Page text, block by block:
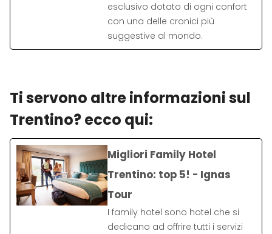
esclusivo dotato di ogni confort
con una delle cronici più
suggestive al mondo.
Ti servono altre informazioni sul
Trentino? ecco qui:
Migliori Family Hotel
Trentino: top 5! - Ignas
Tour
I family hotel sono hotel che si
dedicano ad offrire tutti i servizi